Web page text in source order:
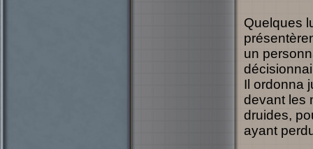
Quelques
un
Il ordonna
devant les
druides,
ayant